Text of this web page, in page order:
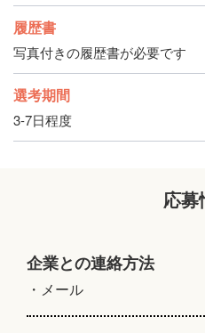
履歴書
写真付きの履歴書が必要です
選考期間
3-7日程度
応募
企業との連絡方法
・メール